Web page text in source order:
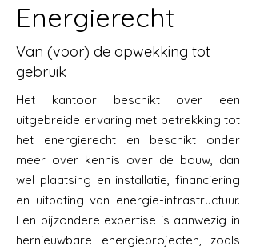
Energierecht
Van (voor) de opwekking tot
gebruik
Het kantoor beschikt over een
uitgebreide ervaring met betrekking tot
het energierecht en beschikt onder
meer over kennis over de bouw, dan
wel plaatsing en installatie, financiering
en uitbating van energie-infrastructuur.
Een bijzondere expertise is aanwezig in
hernieuwbare energieprojecten, zoals